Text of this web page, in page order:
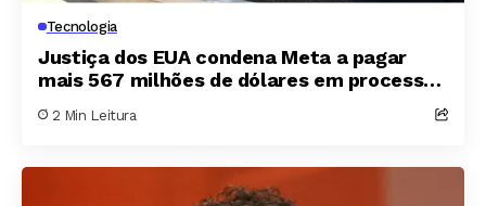
Tecnologia
Justiça dos EUA condena Meta a pagar
mais 567 milhões de dólares em processo
México
2 Min Leitura